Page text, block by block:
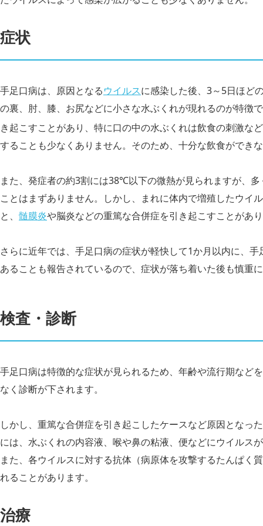
症状
手足口病は、原因となるウイルスに感染した後、3～5日ほど
の裏、肘、膝、お尻などに小さな水ぶくれが現れるのが特徴
き起こすことがあり、特に口の中の水ぶくれは飲食の刺激な
することも少なくありません。そのため、十分な飲食ができ
また、発症者の約3割には38℃以下の微熱が見られますが、
ことはまずありません。しかし、まれに体内で増殖したウイ
と、 髄膜炎や脳炎などの重篤な合併症を引き起こすことがあ
さらに近年では、手足口病の症状が軽快して1か月以内に、
あることも報告されているので、症状が落ち着いた後も慎重
検査・診断
手足口病は特徴的な症状が見られるため、年齢や流行期など
なく診断が下されます。
しかし、重篤な合併症を引き起こしたケースなど原因となった
には、水ぶくれの内容液、喉や鼻の粘液、便などにウイルス
また、各ウイルスに対する抗体（病原体を攻撃するたんぱく
れることがあります。
治療